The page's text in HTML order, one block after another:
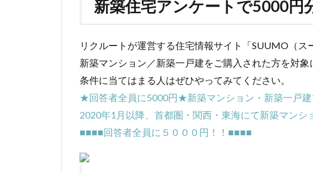
新築住宅アンケートで5000円
リクルートが運営する住宅情報サイト「SUUMO（ス
新築マンション／新築一戸建をご購入された方を対
条件に当てはまる人はぜひやってみてください。
★回答者全員に5000円★新築マンション・新築一戸
2020年1月以降、首都圏・関西・東海にて新築マンシ
■■■■回答者全員に５０００円！！■■■■